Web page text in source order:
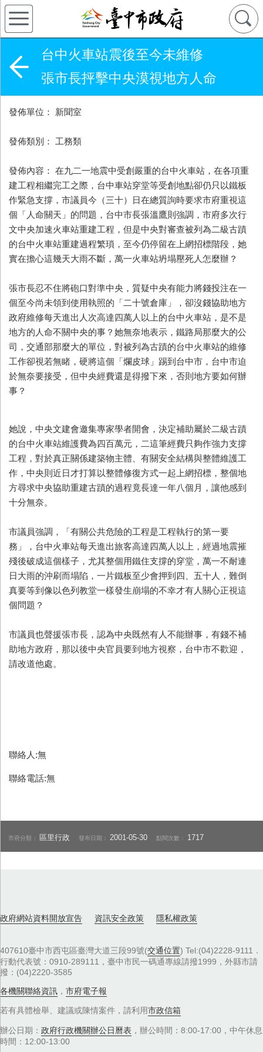
台中火車站震後至今未維修
張市長抨擊中央漠視地方人命
發佈單位： 新聞室
發佈類別： 工務類
發佈內容： 在九二一地震中受創嚴重的台中火車站，在各項重
建工程相繼完工之際，台中車站穿堂等受創地點卻仍只以鐵板
作緊急支撐，市議員今（三十）日在總質詢時要求市府重視這
個「人命關天」的問題，台中市長張溫鷹則強調，市府多次行
文中央加速火車站重建工程，但是中央對審查被列為二級古蹟
的台中火車站重建過程繁瑣，至今仍停留在上網招標階段，她
實在擔心這幾天大雨不斷，萬一火車站坍塌壓死人怎麼辦？
張市長忍不住將砲口對準中央，質疑中央有能力將錢投注在一
個至今尚未領到使用執照的「二十號倉庫」，卻沒錢協助地方
政府維修每天進出人次高達四萬人以上的台中火車站，是不是
地方的人命不關中央的事？她無奈地表示，鐵路局那麼大的公
司，交通部那麼大的單位，對被列為古蹟的台中火車站的維修
工作卻視若無睹，硬將這個「爛皮球」踢到台中市，台中市迫
於無奈要接受，但中央經費還是得撥下來，否則地方要如何辦
事？
她說，中央文建會邀集專家學者開會，決定補助屬於二級古蹟
的台中火車站維護費為四百萬元，二這筆經費只夠作強力支撐
工程，對於真正關係建築物主體、有關安全結構與整體維護工
作，中央則近日才打算以整體修復方式一起上網招標，整個地
方尋求中央協助重建古蹟的過程竟長達一年八個月，讓他感到
十分無奈。
市議員強調，「有關公共危險的工程是工程執行的第一要
務」，台中火車站每天進出旅客高達四萬人以上，經過地震摧
殘後破成這個樣子，尤其整個用鐵住支撐的穿堂，萬一不耐連
日大雨的沖刷而塌陷，一片鐵板至少會押到四、五十人，難倒
真要等到像以色列教堂一樣發生崩塌的不幸才有人關心正視這
個問題？
市議員也聲援張市長，認為中央既然有人不能辦事，有錢不補
助地方政府，那以後中央官員要到地方視察，台中市不歡迎，
請改道他處。
聯絡人:無
聯絡電話:無
市府分類： 區里行政 發布日期： 2001-05-30 點閱次數： 1717
政府網站資料開放宣告 資訊安全政策 隱私權政策
407610臺中市西屯區臺灣大道三段99號(交通位置) Tel:(04)2228-9111．
行動代表號：0910-289111，臺中市民一碼通專線請撥1999，外縣市請
撥：(04)2220-3585
各機關聯絡資訊 ， 市府電子報
若有具體檢舉、建議或陳情案件，請利用市政信箱
辦公日期： 政府行政機關辦公日曆表 ，辦公時間：8:00-17:00，中午休息
時間：12:00-13:00